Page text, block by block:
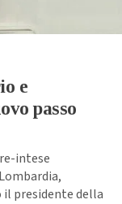
e
passo
intese
il presidente della